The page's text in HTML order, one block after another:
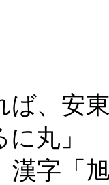
ば、安
丸」
漢字「